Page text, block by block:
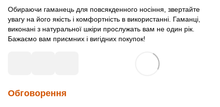
Обираючи гаманець для повсякденного носіння, звертайте
увагу на його якість і комфортність в використанні. Гаманці,
виконані з натуральної шкіри прослужать вам не один рік.
Бажаємо вам приємних і вигідних покупок!
Обговорення